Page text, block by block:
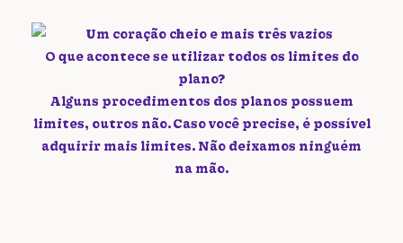
O que acontece se utilizar todos os limites do
plano?
Alguns procedimentos dos planos possuem
limites, outros não. Caso você precise, é possível
adquirir mais limites. Não deixamos ninguém
na mão.